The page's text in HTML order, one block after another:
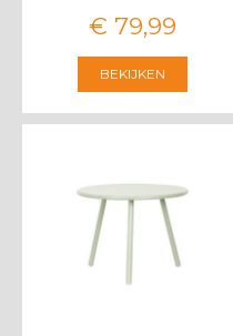
€ 79,99
BEKIJKEN